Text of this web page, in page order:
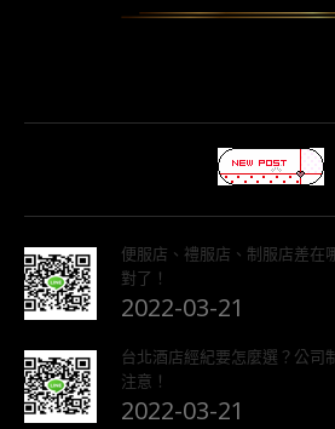
便服店、禮服店、制服店差在
對了！
2022-03-21
台北酒店經紀要怎麼選？公司
注意！
2022-03-21